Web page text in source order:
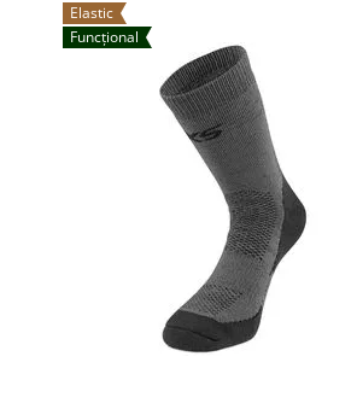
Elastic
Funcțional